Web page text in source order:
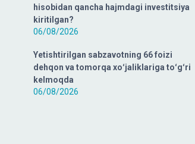
hisobidan qancha hajmdagi investitsiya
kiritilgan?
06/08/2026
Yetishtirilgan sabzavotning 66 foizi
dehqon va tomorqa xoʻjaliklariga toʻgʻri
kelmoqda
06/08/2026